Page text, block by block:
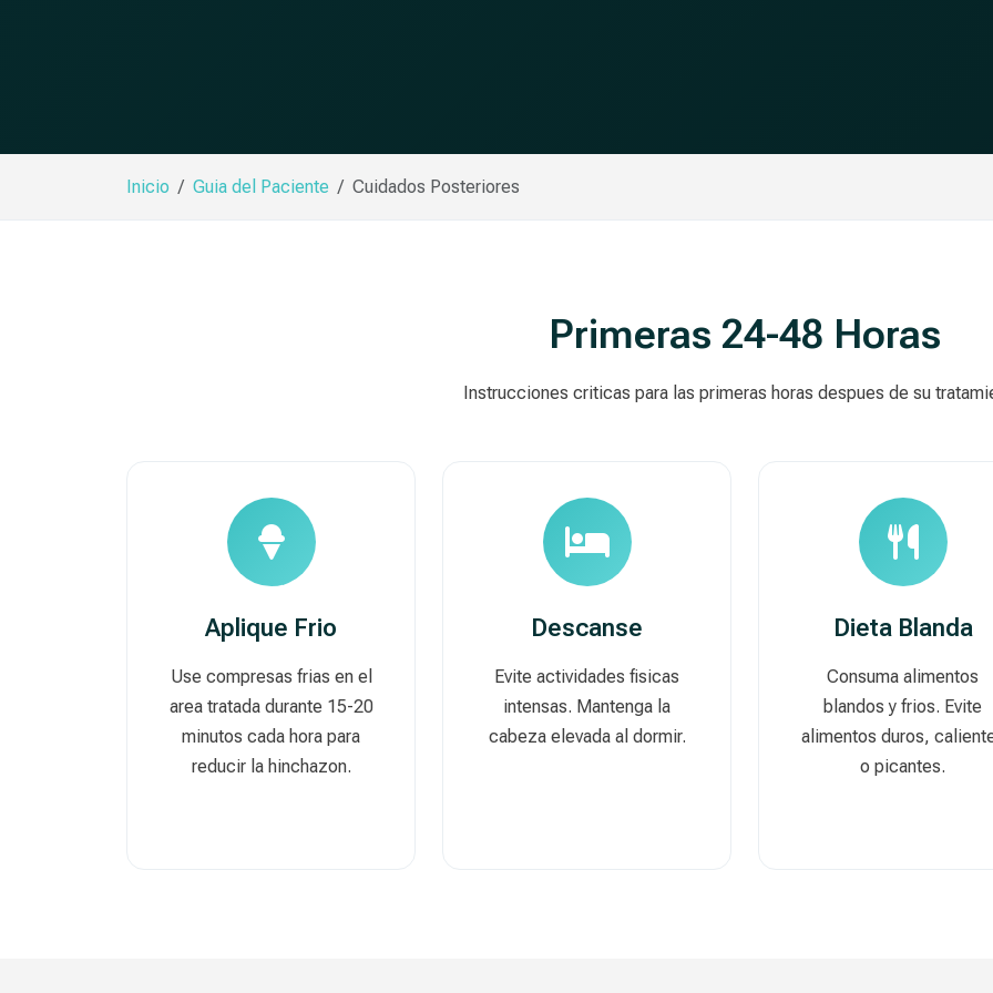
Inicio Guia del Paciente Cuidados Posteriores
Primeras 24-48 Horas
Instrucciones criticas para las primeras horas despues de su
Aplique Frio
Use compresas frias en el
area tratada durante 15-20
minutos cada hora para
reducir la hinchazon.
Descanse
Evite actividades fisicas
intensas. Mantenga la
cabeza elevada al dormir.
Dieta Blanda
Consuma alimentos
blandos y frios. Evite
alimentos duros,
o picantes.